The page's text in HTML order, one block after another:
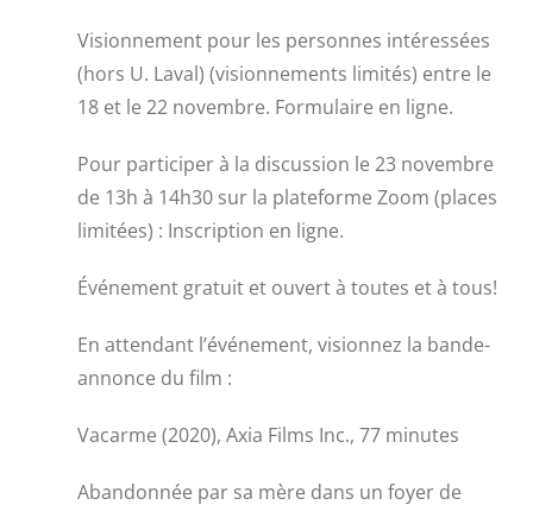
Visionnement pour les personnes intéressées
(hors U. Laval) (visionnements limités) entre le
18 et le 22 novembre. Formulaire en ligne.
Pour participer à la discussion le 23 novembre
de 13h à 14h30 sur la plateforme Zoom (places
limitées) : Inscription en ligne.
Événement gratuit et ouvert à toutes et à tous!
En attendant l’événement, visionnez la bande-
annonce du film :
Vacarme (2020), Axia Films Inc., 77 minutes
Abandonnée par sa mère dans un foyer de